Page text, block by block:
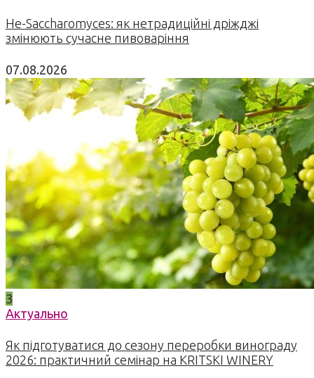
Не-Saccharomyces: як нетрадиційні дріжджі
змінюють сучасне пивоваріння
07.08.2026
3
Актуально
Як підготуватися до сезону переробки винограду
2026: практичний семінар на KRITSKI WINERY